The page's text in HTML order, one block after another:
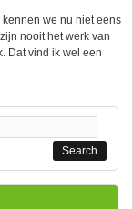
we nu niet eens
nooit het werk van
Dat vind ik wel een